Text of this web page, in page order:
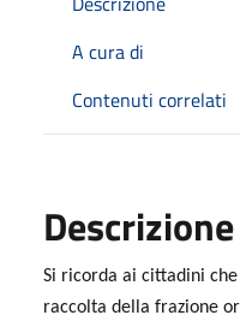
A cura di
Contenuti correlati
Descrizione
Si ricorda ai cittadini
raccolta della frazione